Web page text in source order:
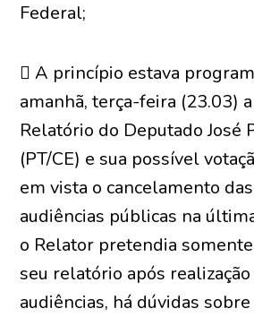
Federal;
 A princípio estava
amanhã, terça-feira (23.03)
Relatório do Deputado José
(PT/CE) e sua possível
em vista o cancelamento
audiências públicas na
o Relator pretendia
seu relatório após
audiências, há dúvidas sobre